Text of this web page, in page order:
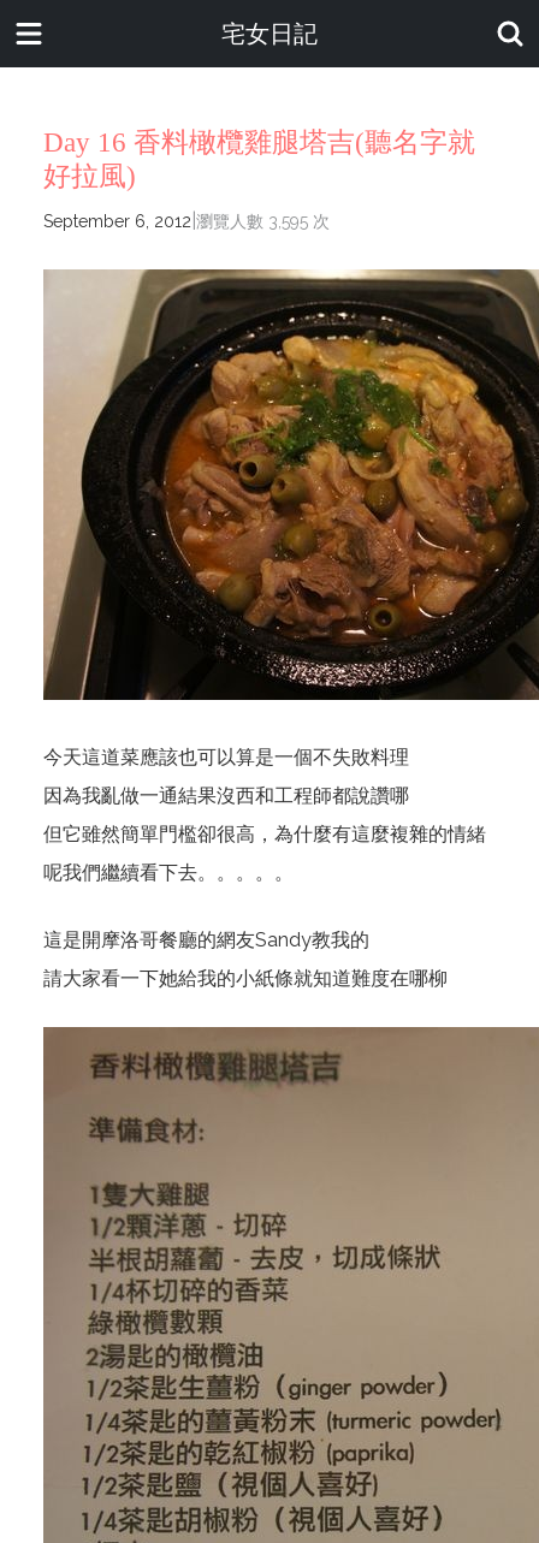
宅女日記
Day 16 香料橄欖雞腿塔吉(聽名字就
好拉風)
September 6, 2012 瀏覽人數 3,595 次
今天這道菜應該也可以算是一個不失敗料理
因為我亂做一通結果沒西和工程師都說讚哪
但它雖然簡單門檻卻很高，為什麼有這麼複雜的情緒
呢我們繼續看下去。。。。。
這是開摩洛哥餐廳的網友Sandy教我的
請大家看一下她給我的小紙條就知道難度在哪柳